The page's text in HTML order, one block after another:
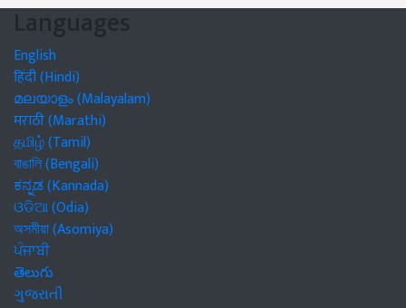
Languages
English
हिंदी (Hindi)
മലയാളം (Malayalam)
मराठी (Marathi)
தமிழ் (Tamil)
বাঙালি (Bengali)
ಕನ್ನಡ (Kannada)
ଓଡିଆ (Odia)
অসমীয়া (Asomiya)
ਪੰਜਾਬੀ
తెలుగు
ગુજરાતી